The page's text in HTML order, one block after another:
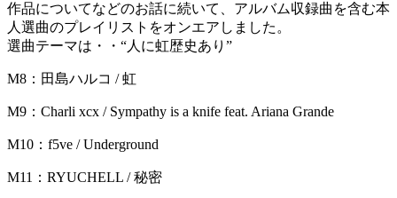
作品についてなどのお話に続いて、アルバム収録曲を含む本
人選曲のプレイリストをオンエアしました。
選曲テーマは・・“人に虹歴史あり”
M8：田島ハルコ / 虹
M9：Charli xcx / Sympathy is a knife feat. Ariana Grande
M10：f5ve / Underground
M11：RYUCHELL / 秘密